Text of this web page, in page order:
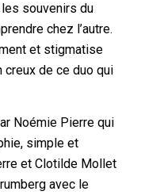
souvenirs du
chez l’autre.
et stigmatise
creux de ce duo qui
Noémie Pierre qui
simple et
et Clotilde Mollet
avec le